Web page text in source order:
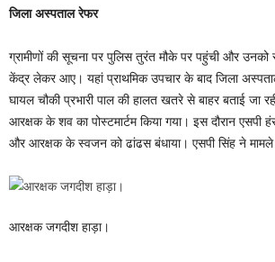
जिला अस्पताल रेफर
ग्रामीणों की सूचना पर पुलिस तुरंत मौके पर पहुंची और उनको
केंद्र लेकर आए। यहां प्राथमिक उपचार के बाद जिला
घायल चौकी प्रभारी पाल की हालत खतरे से बाहर बताई जा
आरक्षक के शव का पोस्टमार्टम किया गया। इस दौरान एसपी
और आरक्षक के स्वजन को ढांढस बंधाया। एसपी सिंह ने
आरक्षक जगदीश हाड़ा।